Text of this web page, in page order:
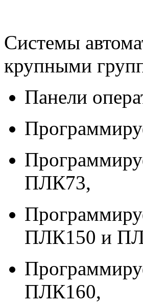
Системы
крупными
Панели
ПЛК73,
ПЛК150 и
ПЛК160,